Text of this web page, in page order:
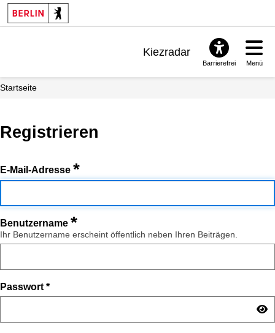
Kiezradar
Barrierefrei Menü
Startseite
Registrieren
E-Mail-Adresse *
Benutzername *
Ihr Benutzername erscheint öffentlich neben Ihren Beiträgen.
Passwort *